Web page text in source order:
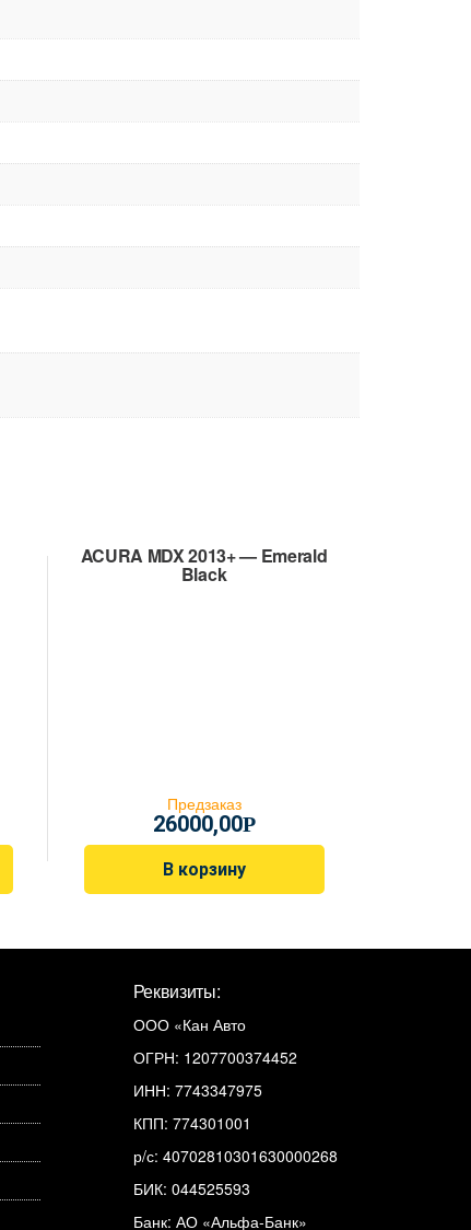
ACURA MDX 2013+ — Emerald
Black
Предзаказ
26000,00Р
В корзину
Реквизиты:
ООО «Кан Авто
ОГРН: 1207700374452
ИНН: 7743347975
КПП: 774301001
р/с: 40702810301630000268
БИК: 044525593
Банк: АО «Альфа-Банк»